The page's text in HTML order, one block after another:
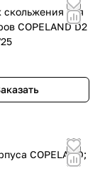
для
COPELAND D2
COPELAND;